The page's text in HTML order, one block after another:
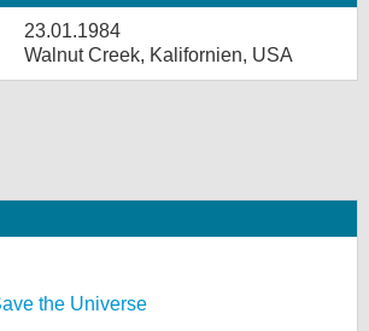
23.01.1984
Walnut Creek, Kalifornien, USA
the Universe